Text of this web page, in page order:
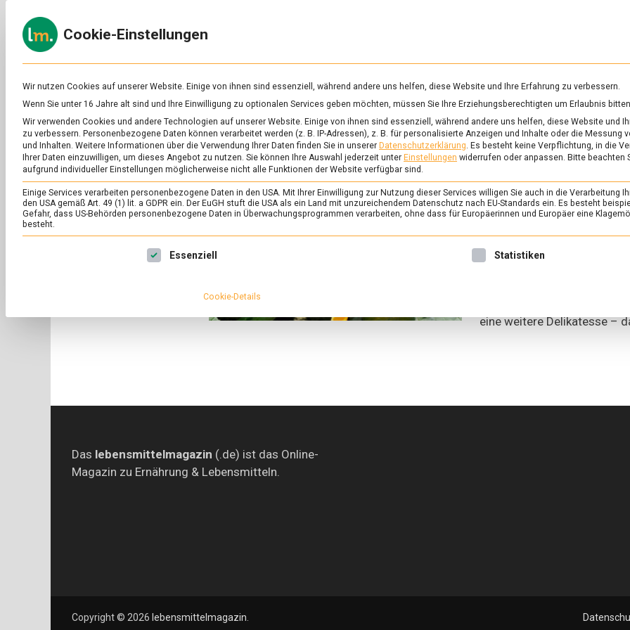
to
content
zu
&
Ernährung
SCHLAGWORT: ÖLKÜRBIS
ERNÄHRUNG & GESUNDHEIT/
Wenn die inneren
Steirisches
5. November 2021 Johannes
Was wäre der Herbst ohne
kulinarischem Interesse.
eine weitere Delikatesse –
Das lebensmittelmagazin (.de) ist das Online-
Magazin zu Ernährung & Lebensmitteln.
Copyright © 2026 lebensmittelmagazin
Cookie-Einstellungen
Wir nutzen Cookies auf unserer Website. Einige von ihnen sind essenziell, während andere uns helfen, diese Website und Ihre Erfahrung zu verbessern.
Wenn Sie unter 16 Jahre alt sind und Ihre Einwilligung zu optionalen Services geben möchten, müssen Sie Ihre Erziehungsberechtigten um Erlaubnis
Wir verwenden Cookies und andere Technologien auf unserer Website. Einige von ihnen sind essenziell, während andere uns helfen, diese Website und
zu verbessern. Personenbezogene Daten können verarbeitet werden (z. B. IP-Adressen), z. B. für personalisierte Anzeigen und Inhalte oder die Messung
und Inhalten. Weitere Informationen über die Verwendung Ihrer Daten finden Sie in unserer Datenschutzerklärung. Es besteht keine Verpflichtung, in die
Ihrer Daten einzuwilligen, um dieses Angebot zu nutzen. Sie können Ihre Auswahl jederzeit unter Einstellungen widerrufen oder anpassen. Bitte beachten
aufgrund individueller Einstellungen möglicherweise nicht alle Funktionen der Website verfügbar sind.
Einige Services verarbeiten personenbezogene Daten in den USA. Mit Ihrer Einwilligung zur Nutzung dieser Services willigen Sie auch in die Verarbeitung
den USA gemäß Art. 49 (1) lit. a GDPR ein. Der EuGH stuft die USA als ein Land mit unzureichendem Datenschutz nach EU-Standards ein. Es besteht
Gefahr, dass US-Behörden personenbezogene Daten in Überwachungsprogrammen verarbeiten, ohne dass für Europäerinnen und Europäer eine
besteht.
Es folgt eine Liste der Service-Gruppen, für die eine Einwilligung erteilt werden kann. Die erste Service-Gruppe ist
Essenziell Statistiken
Cookie-Details